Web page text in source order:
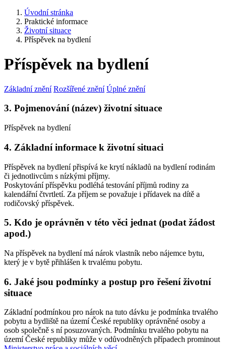
Úvodní stránka
Praktické informace
Životní situace
Příspěvek na bydlení
Příspěvek na bydlení
Základní znění Rozšířené znění Úplné znění
3. Pojmenování (název) životní situace
Příspěvek na bydlení
4. Základní informace k životní situaci
Příspěvek na bydlení přispívá ke krytí nákladů na bydlení rodinám
či jednotlivcům s nízkými příjmy.
Poskytování příspěvku podléhá testování příjmů rodiny za
kalendářní čtvrtletí. Za příjem se považuje i přídavek na dítě a
rodičovský příspěvek.
5. Kdo je oprávněn v této věci jednat (podat žádost
apod.)
Na příspěvek na bydlení má nárok vlastník nebo nájemce bytu,
který je v bytě přihlášen k trvalému pobytu.
6. Jaké jsou podmínky a postup pro řešení životní
situace
Základní podmínkou pro nárok na tuto dávku je podmínka trvalého
pobytu a bydliště na území České republiky oprávněné osoby a
osob společně s ní posuzovaných. Podmínku trvalého pobytu na
území České republiky může v odůvodněných případech prominout